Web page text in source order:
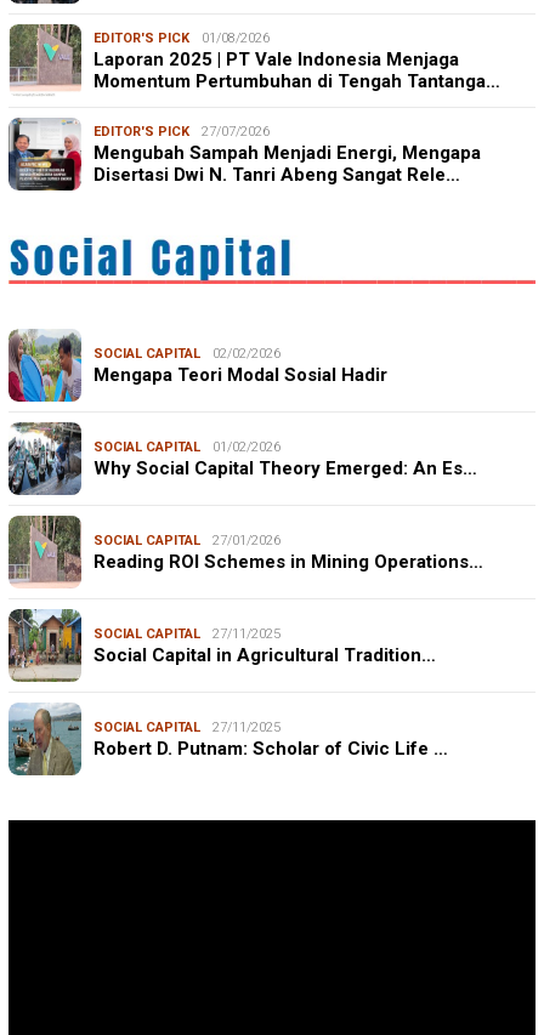
EDITOR'S PICK 01/08/2026
Laporan 2025 | PT Vale Indonesia Menjaga
Momentum Pertumbuhan di Tengah Tantanga…
EDITOR'S PICK 27/07/2026
Mengubah Sampah Menjadi Energi, Mengapa
Disertasi Dwi N. Tanri Abeng Sangat Rele…
SOCIAL CAPITAL 02/02/2026
Mengapa Teori Modal Sosial Hadir
SOCIAL CAPITAL 01/02/2026
Why Social Capital Theory Emerged: An Es…
SOCIAL CAPITAL 27/01/2026
Reading ROI Schemes in Mining Operations…
SOCIAL CAPITAL 27/11/2025
Social Capital in Agricultural Tradition…
SOCIAL CAPITAL 27/11/2025
Robert D. Putnam: Scholar of Civic Life …